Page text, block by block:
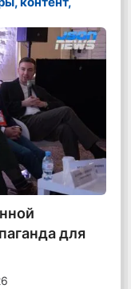
для